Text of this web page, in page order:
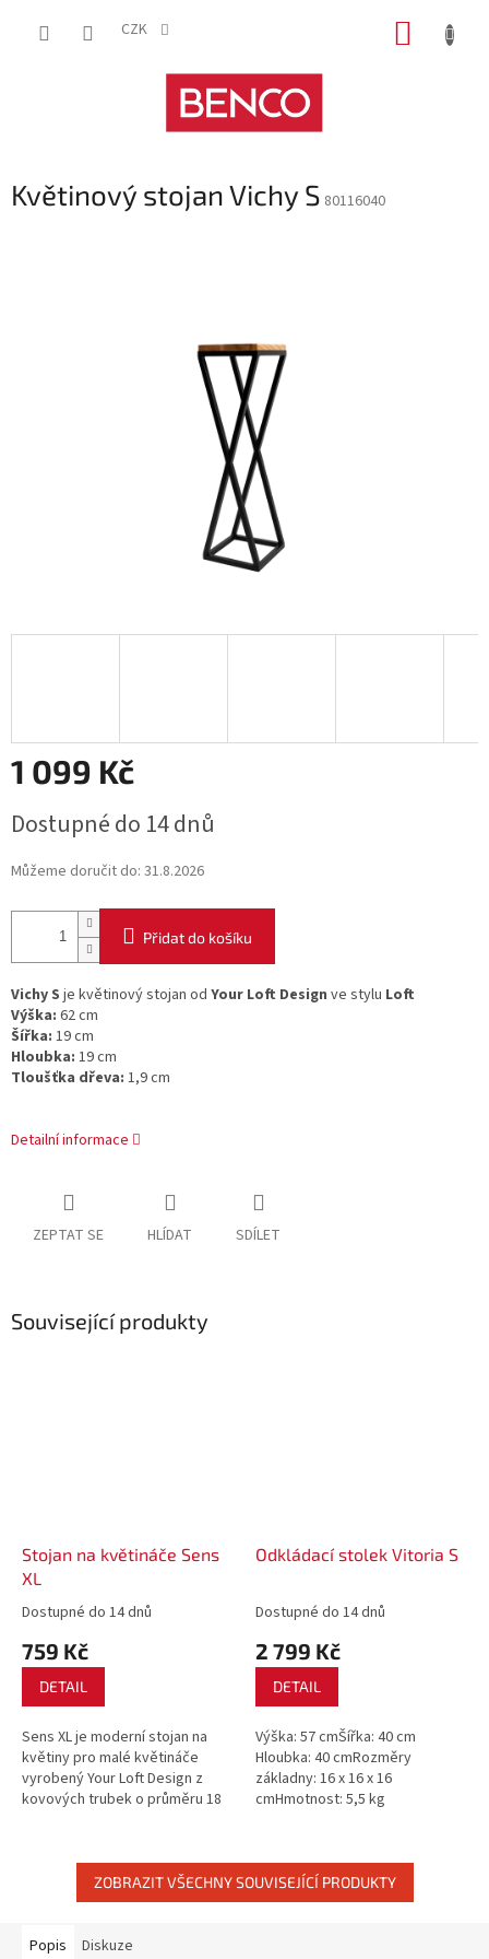
CZK
Květinový stojan Vichy S 80116040
1 099 Kč
cena:
Dostupné do 14 dnů
Můžeme doručit do: 31.8.2026
Přidat do košíku
Vichy S je květinový stojan od Your Loft Design ve stylu Loft
Výška: 62 cm
Šířka: 19 cm
Hloubka: 19 cm
Tloušťka dřeva: 1,9 cm
Detailní informace
ZEPTAT SE HLÍDAT SDÍLET
Související produkty
Stojan na květináče Sens
XL
Dostupné do 14 dnů
759 Kč
DETAIL
Sens XL je moderní stojan na
květiny pro malé květináče
vyrobený Your Loft Design z
kovových trubek o průměru 18
Maximální...
Odkládací stolek Vitoria S
Dostupné do 14 dnů
2 799 Kč
DETAIL
Výška: 57 cmŠířka: 40 cm
Hloubka: 40 cmRozměry
základny: 16 x 16 x 16
cmHmotnost: 5,5 kg
hnědá / bílá / salmon /...
ZOBRAZIT VŠECHNY SOUVISEJÍCÍ PRODUKTY
Popis Diskuze